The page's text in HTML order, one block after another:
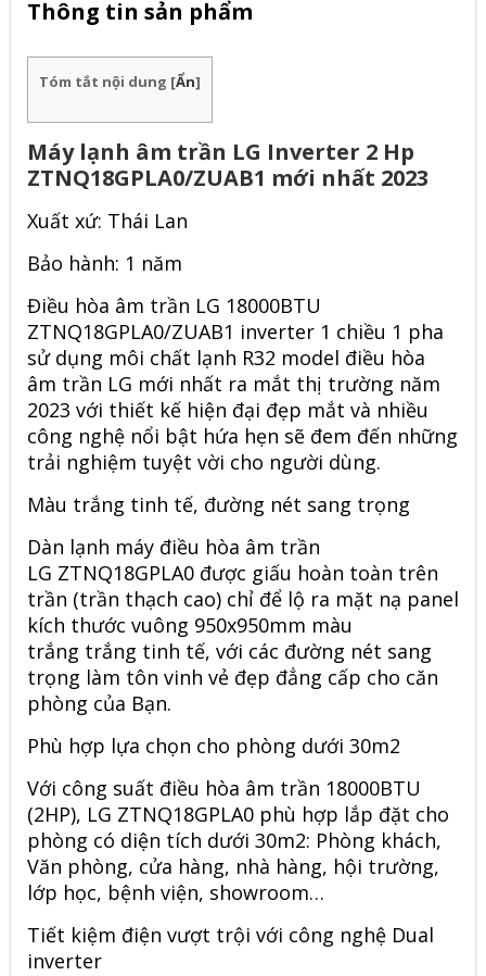
Thông tin sản phẩm
Tóm tắt nội dung [Ẩn]
Máy lạnh âm trần LG Inverter 2 Hp
ZTNQ18GPLA0/ZUAB1 mới nhất 2023
Xuất xứ: Thái Lan
Bảo hành: 1 năm
Điều hòa âm trần LG 18000BTU
ZTNQ18GPLA0/ZUAB1 inverter 1 chiều 1 pha
sử dụng môi chất lạnh R32 model điều hòa
âm trần LG mới nhất ra mắt thị trường năm
2023 với thiết kế hiện đại đẹp mắt và nhiều
công nghệ nổi bật hứa hẹn sẽ đem đến những
trải nghiệm tuyệt vời cho người dùng.
Màu trắng tinh tế, đường nét sang trọng
Dàn lạnh máy điều hòa âm trần
LG ZTNQ18GPLA0 được giấu hoàn toàn trên
trần (trần thạch cao) chỉ để lộ ra mặt nạ panel
kích thước vuông 950x950mm màu
trắng trắng tinh tế, với các đường nét sang
trọng làm tôn vinh vẻ đẹp đẳng cấp cho căn
phòng của Bạn.
Phù hợp lựa chọn cho phòng dưới 30m2
Với công suất điều hòa âm trần 18000BTU
(2HP), LG ZTNQ18GPLA0 phù hợp lắp đặt cho
phòng có diện tích dưới 30m2: Phòng khách,
Văn phòng, cửa hàng, nhà hàng, hội trường,
lớp học, bệnh viện, showroom…
Tiết kiệm điện vượt trội với công nghệ Dual
inverter